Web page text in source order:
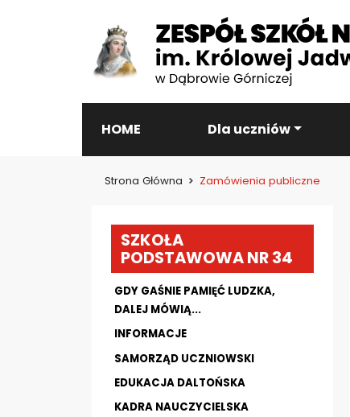
HOME Dla uczniów
Strona Główna Zamówienia publiczne
SZKOŁA
PODSTAWOWA NR 34
GDY GAŚNIE PAMIĘĆ LUDZKA,
DALEJ MÓWIĄ...
INFORMACJE
SAMORZĄD UCZNIOWSKI
EDUKACJA DALTOŃSKA
KADRA NAUCZYCIELSKA